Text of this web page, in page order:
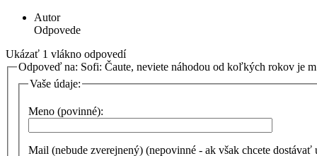
Autor
Odpovede
Ukázať 1 vlákno odpovedí
Odpoveď na: Sofi: Čaute, neviete náhodou od koľkých rokov je
Vaše údaje:
Meno (povinné):
Mail (nebude zverejnený) (nepovinné - ak však chcete dostávať